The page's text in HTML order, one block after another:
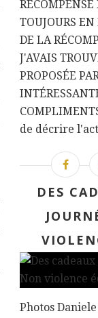
TOUJOURS
DE LA
J'AVAIS
PROPOSÉE
de décrire
DES
Photos